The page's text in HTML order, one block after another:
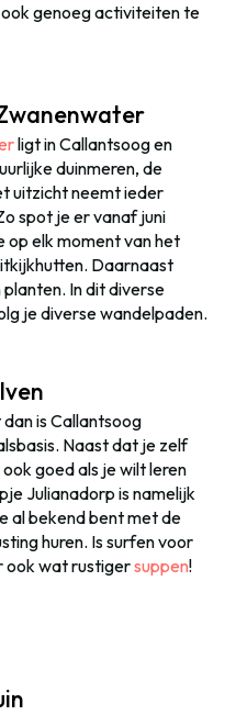
genoeg activiteiten te
ligt in Callantsoog en
duinmeren, de
uitzicht neemt ieder
spot je er vanaf juni
op elk moment van het
Daarnaast
In dit diverse
je diverse wandelpaden.
is Callantsoog
Naast dat je zelf
goed als je wilt leren
Julianadorp is namelijk
al bekend bent met de
huren. Is surfen voor
ook wat rustigersuppen!